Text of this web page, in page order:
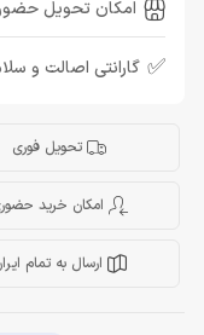
امکان تحویل
✅ گارانتی اصالت و سلامت با 10
تحویل فوری
امکان خرید
ارسال به تمام